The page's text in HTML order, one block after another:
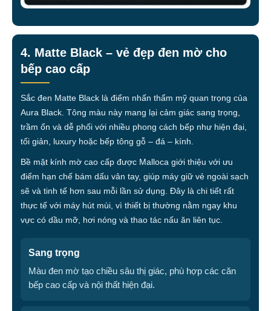
4. Matte Black – vẻ đẹp đen mờ cho
bếp cao cấp
Sắc đen Matte Black là điểm nhấn thẩm mỹ quan trọng của
Aura Black. Tông màu này mang lại cảm giác sang trọng,
trầm ổn và dễ phối với nhiều phong cách bếp như hiện đại,
tối giản, luxury hoặc bếp tông gỗ – đá – kính.
Bề mặt kính mờ cao cấp được Malloca giới thiệu với ưu
điểm hạn chế bám dấu vân tay, giúp máy giữ vẻ ngoài sạch
sẽ và tinh tế hơn sau mỗi lần sử dụng. Đây là chi tiết rất
thực tế với máy hút mùi, vì thiết bị thường nằm ngay khu
vực có dầu mỡ, hơi nóng và thao tác nấu ăn liên tục.
Sang trọng
Màu đen mờ tạo chiều sâu thị giác, phù hợp các căn
bếp cao cấp và nội thất hiện đại.